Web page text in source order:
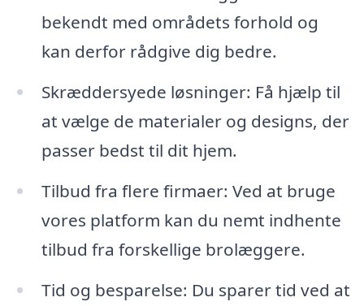
bekendt med områdets forhold og
kan derfor rådgive dig bedre.
Skræddersyede løsninger: Få hjælp til
at vælge de materialer og designs, der
passer bedst til dit hjem.
Tilbud fra flere firmaer: Ved at bruge
vores platform kan du nemt indhente
tilbud fra forskellige brolæggere.
Tid og besparelse: Du sparer tid ved at